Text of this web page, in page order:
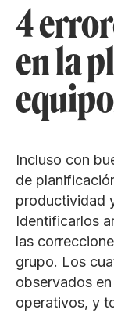
4
en la
Incluso con
de
productividad
Identificarlos
las
grupo. Los
observados
operativos, y